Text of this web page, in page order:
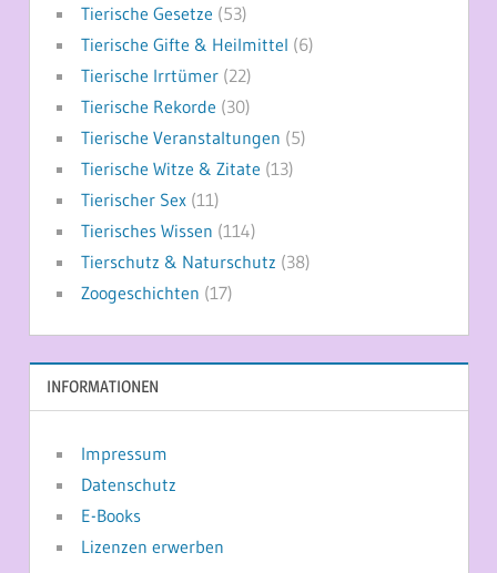
Tierische Gesetze (53)
Tierische Gifte & Heilmittel (6)
Tierische Irrtümer(22)
Tierische Rekorde (30)
Tierische Veranstaltungen (5)
Tierische Witze & Zitate (13)
Tierischer Sex(11)
Tierisches Wissen (114)
Tierschutz & Naturschutz (38)
Zoogeschichten (17)
INFORMATIONEN
Impressum
Datenschutz
E-Books
Lizenzen erwerben